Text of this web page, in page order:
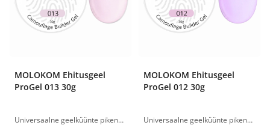
MOLOKOM Ehitusgeel
ProGel 013 30g
Universaalne geelküünte pikendamiseks ja modelleerimiseks. Ideaalne nii pikkade küünte ehitamiseks, kui ka naturaalse küüneplaadi tugevdamiseks. Võib kasutada nii alumiste kui ka ülemiste vormidega töötamiseks. Kivistub juba ca 15 sekundiga, olenevalt lambist. Jäik, samas paindlik ja vastupidav ehitusgeel - ideaalne C - kurvi modelleerimiseks. Annab õhukese, kuid vastupidava arhitektuuri, mis ei ole habras isegi õhukese kihina. Mugav peale kanda ja kergesti viilida. Keskmise viskoossusega, isetasanduv konsistents. Konsistents on mugav nii algajatele kui ka kogenud tehnikutele - vähendab tööaega. Ökonoomne materjalikulu. Polümerisatsioon LED-lamp - 60 sekundit. UV 48 W - 2 minutit. Tootepildid on illustratiivsed. Küsimuste korral ootame alati Sinu meili nanatallinn@gmail.com
MOLOKOM Ehitusgeel
ProGel 012 30g
Universaalne geelküünte pikendamiseks ja modelleerimiseks. Ideaalne nii pikkade küünte ehitamiseks, kui ka naturaalse küüneplaadi tugevdamiseks. Võib kasutada nii alumiste kui ka ülemiste vormidega töötamiseks. Kivistub juba ca 15 sekundiga, olenevalt lambist. Jäik, samas paindlik ja vastupidav ehitusgeel - ideaalne C - kurvi modelleerimiseks. Annab õhukese, kuid vastupidava arhitektuuri, mis ei ole habras isegi õhukese kihina. Mugav peale kanda ja kergesti viilida. Keskmise viskoossusega, isetasanduv konsistents. Konsistents on mugav nii algajatele kui ka kogenud tehnikutele - vähendab tööaega. Ökonoomne materjalikulu. Polümerisatsioon LED-lamp - 60 sekundit. UV 48 W - 2 minutit. Tootepildid on illustratiivsed. Küsimuste korral ootame alati Sinu meili nanatallinn@gmail.com